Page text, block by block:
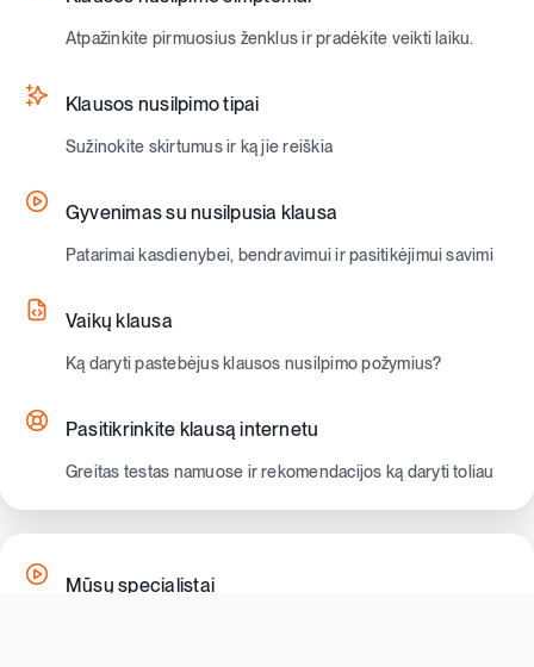
Atpažinkite pirmuosius ženklus ir pradėkite veikti laiku.
Klausos nusilpimo tipai
Sužinokite skirtumus ir ką jie reiškia
Gyvenimas su nusilpusia klausa
Patarimai kasdienybei, bendravimui ir pasitikėjimui savimi
Vaikų klausa
Ką daryti pastebėjus klausos nusilpimo požymius?
Pasitikrinkite klausą internetu
Greitas testas namuose ir rekomendacijos ką daryti toliau
Mūsų specialistai